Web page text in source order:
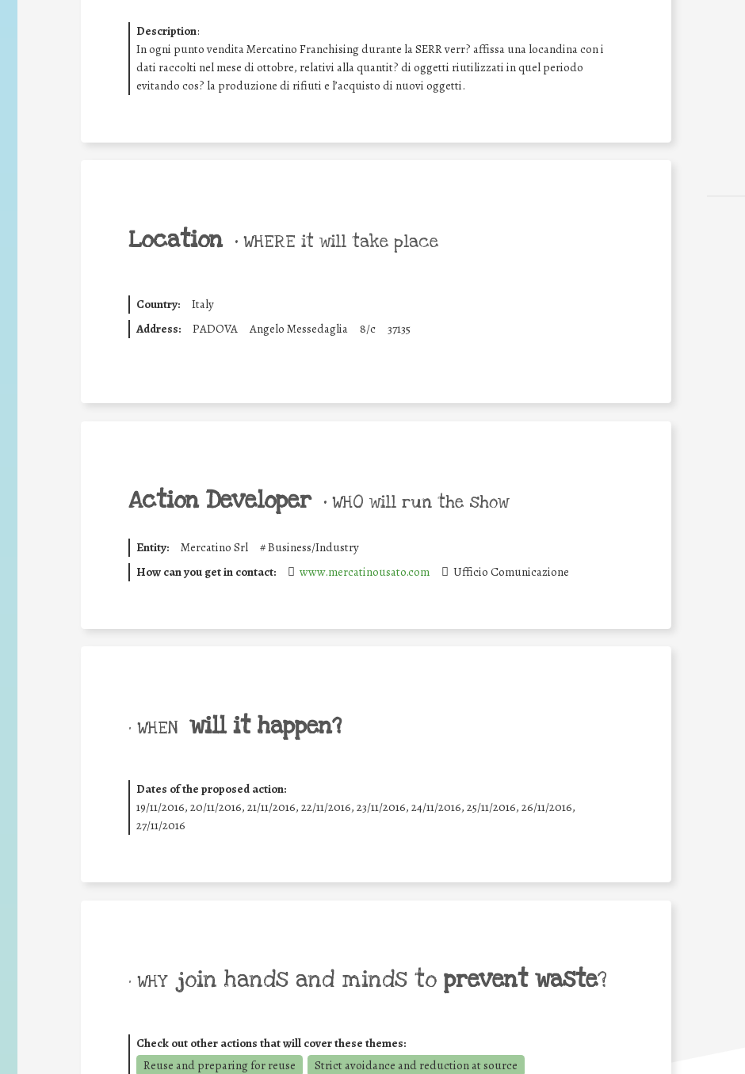
Description:
In ogni punto vendita Mercatino Franchising durante la SERR verr? affissa una locandina con i
dati raccolti nel mese di ottobre, relativi alla quantit? di oggetti riutilizzati in quel periodo
evitando cos? la produzione di rifiuti e l’acquisto di nuovi oggetti.
Location • WHERE it will take place
Country:
Italy
Address:
PADOVA Angelo Messedaglia 8/c 37135
Action Developer • WHO will run the show
Entity: Mercatino Srl #Business/Industry
How can you get in contact:
www.mercatinousato.com Ufficio Comunicazione
• WHEN will it happen?
Dates of the proposed action:
19/11/2016, 20/11/2016, 21/11/2016, 22/11/2016, 23/11/2016, 24/11/2016, 25/11/2016, 26/11/2016,
27/11/2016
• WHY join hands and minds to prevent waste?
Check out other actions that will cover these themes:
Reuse and preparing for reuse
Strict avoidance and reduction at source